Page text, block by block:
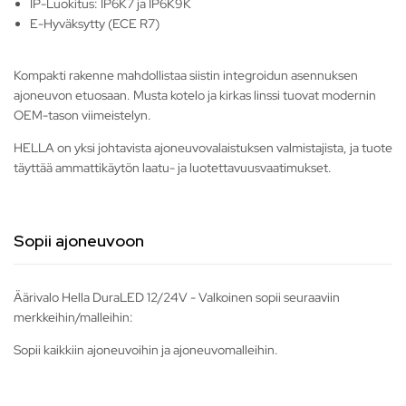
IP-Luokitus: IP6K7 ja IP6K9K
E-Hyväksytty (ECE R7)
Kompakti rakenne mahdollistaa siistin integroidun asennuksen
ajoneuvon etuosaan. Musta kotelo ja kirkas linssi tuovat modernin
OEM-tason viimeistelyn.
HELLA on yksi johtavista ajoneuvovalaistuksen valmistajista, ja tuote
täyttää ammattikäytön laatu- ja luotettavuusvaatimukset.
Sopii ajoneuvoon
Äärivalo Hella DuraLED 12/24V - Valkoinen sopii seuraaviin
merkkeihin/malleihin:
Sopii kaikkiin ajoneuvoihin ja ajoneuvomalleihin.